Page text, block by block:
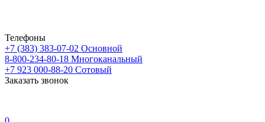
Телефоны
+7 (383) 383-07-02 Основной
8-800-234-80-18 Многоканальный
+7 923 000-88-20 Сотовый
Заказать звонок